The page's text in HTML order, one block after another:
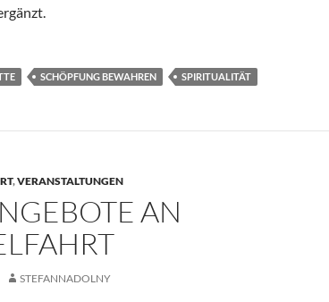
SCHÖPFUNG BEWAHREN SPIRITUALITÄT
,VERANSTALTUNGEN
AN
STEFANNADOLNY